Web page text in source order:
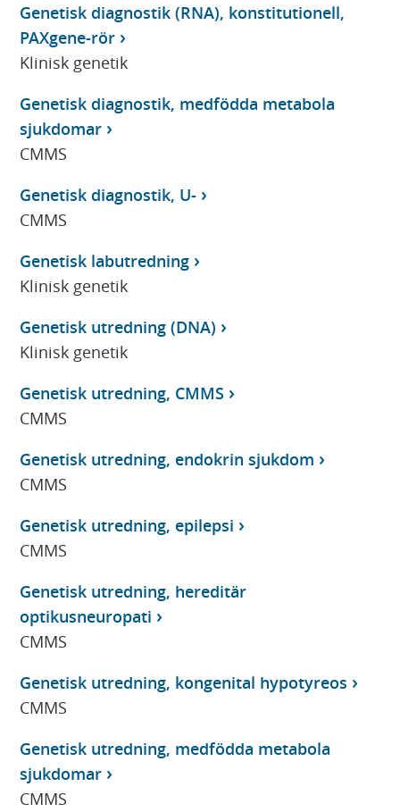
Genetisk diagnostik (RNA), konstitutionell,
PAXgene-rör
Klinisk genetik
Genetisk diagnostik, medfödda metabola
sjukdomar
CMMS
Genetisk diagnostik, U-
CMMS
Genetisk labutredning
Klinisk genetik
Genetisk utredning (DNA)
Klinisk genetik
Genetisk utredning, CMMS
CMMS
Genetisk utredning, endokrin sjukdom
CMMS
Genetisk utredning, epilepsi
CMMS
Genetisk utredning, hereditär
optikusneuropati
CMMS
Genetisk utredning, kongenital hypotyreos
CMMS
Genetisk utredning, medfödda metabola
sjukdomar
CMMS